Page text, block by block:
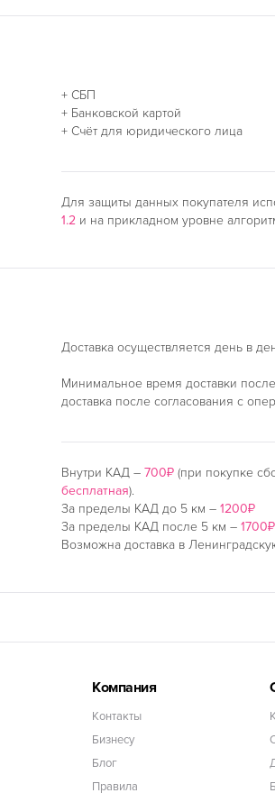
+ СБП
+ Банковской картой
+ Счёт для юридического лица
Для защиты данных покупателя
1.2 и на прикладном уровне
Доставка осуществляется день в
Минимальное время доставки
доставка после согласования с
Внутри КАД – 700₽ (при покупке
бесплатная).
За пределы КАД до 5 км – 1200₽
За пределы КАД после 5 км – 1700₽
Возможна доставка в
Компания
Контакты
Бизнесу
Блог
Правила